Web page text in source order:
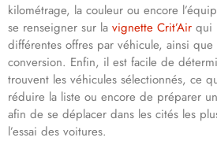
kilométrage, la couleur ou encore
se renseigner sur la vignette Crit’Air qui
différentes offres par véhicule, ainsi
conversion. Enfin, il est facile de
trouvent les véhicules sélectionnés, ce
réduire la liste ou encore de préparer
afin de se déplacer dans les cités les
l’essai des voitures.